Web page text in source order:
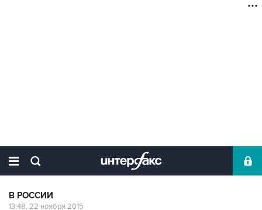
В РОССИИ
13:48, 22 ноября 2015